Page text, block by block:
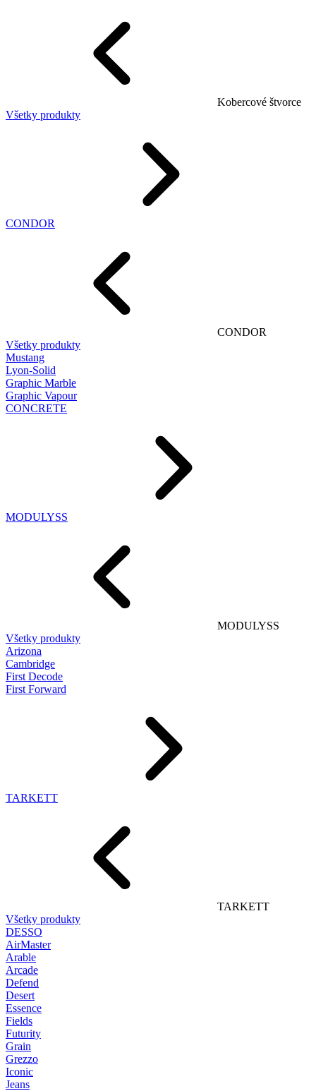
Kobercové štvorce
Všetky produkty
CONDOR
CONDOR
Všetky produkty
Mustang
Lyon-Solid
Graphic Marble
Graphic Vapour
CONCRETE
MODULYSS
MODULYSS
Všetky produkty
Arizona
Cambridge
First Decode
First Forward
TARKETT
TARKETT
Všetky produkty
DESSO
AirMaster
Arable
Arcade
Defend
Desert
Essence
Fields
Futurity
Grain
Grezzo
Iconic
Jeans